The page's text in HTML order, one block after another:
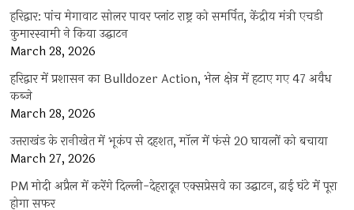
हरिद्वार: पांच मेगावाट सोलर पावर प्लांट राष्ट्र को समर्पित, केंद्रीय मंत्री एचडी
कुमारस्वामी ने किया उद्घाटन
March 28, 2026
हरिद्वार में प्रशासन का Bulldozer Action, भेल क्षेत्र में हटाए गए 47 अवैध
कब्जे
March 28, 2026
उत्तराखंड के रानीखेत में भूकंप से दहशत, मॉल में फंसे 20 घायलों को बचाया
March 27, 2026
PM मोदी अप्रैल में करेंगे दिल्ली-देहरादून एक्सप्रेसवे का उद्घाटन, ढाई घंटे में पूरा
होगा सफर